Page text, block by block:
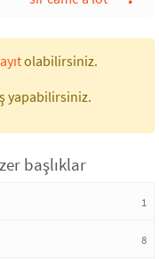
olabilirsiniz.
yapabilirsiniz.
başlıklar
1
8